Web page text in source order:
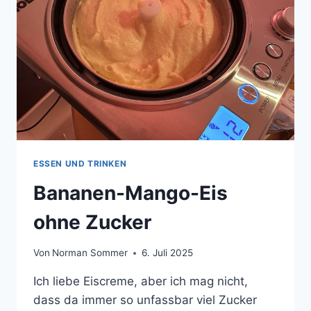
ESSEN UND TRINKEN
Bananen-Mango-Eis
ohne Zucker
Von Norman Sommer 6. Juli 2025
Ich liebe Eiscreme, aber ich mag nicht,
dass da immer so unfassbar viel Zucker